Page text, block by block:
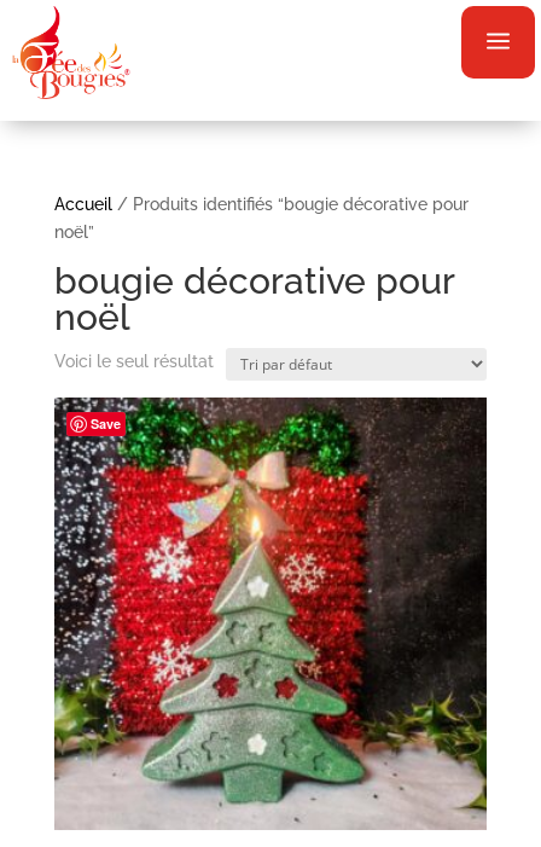
a
Accueil/ Produits identifiés “bougie décorative pour
noël”
bougie décorative pour
noël
Voici le seul résultat
Save